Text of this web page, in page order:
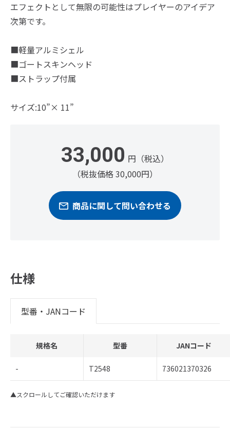
エフェクトとして無限の可能性はプレイヤーのアイデア
次第です。
■軽量アルミシェル
■ゴートスキンヘッド
■ストラップ付属
サイズ:10”× 11”
33,000 円（税込）
（税抜価格 30,000円）
商品に関して問い合わせる
仕様
型番・JANコード
規格名 型番 JANコード
- T2548 736021370326
▲スクロールしてご確認いただけます